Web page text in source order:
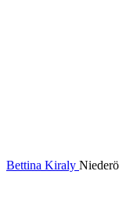
Bettina Kiraly